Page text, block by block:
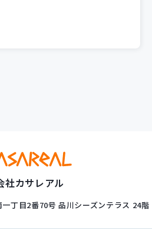
社カサレアル
丁目2番70号 品川シーズンテラス 24階